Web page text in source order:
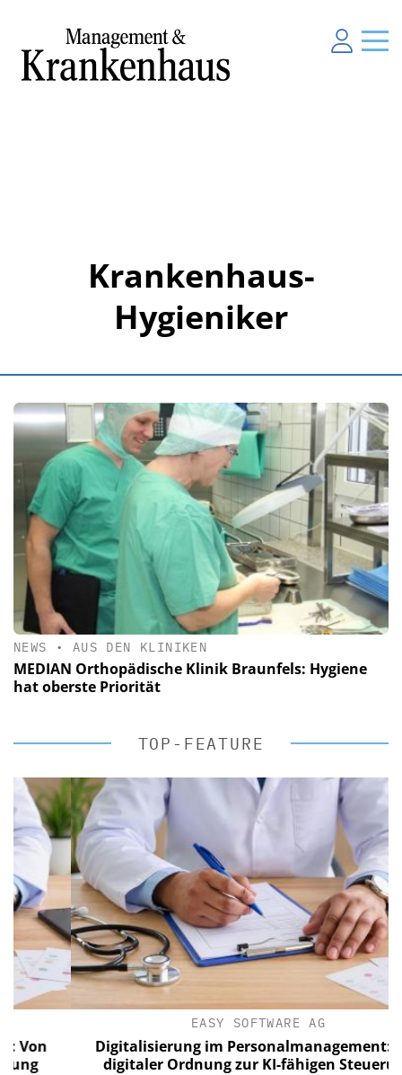
Krankenhaus-
Hygieniker
NEWS • AUS DEN KLINIKEN
MEDIAN Orthopädische Klinik Braunfels: Hygiene
hat oberste Priorität
TOP-FEATURE
EASY SOFTWARE AG
Digitalisierung im Personalmanagement: Von
digitaler Ordnung zur KI-fähigen Steuerung